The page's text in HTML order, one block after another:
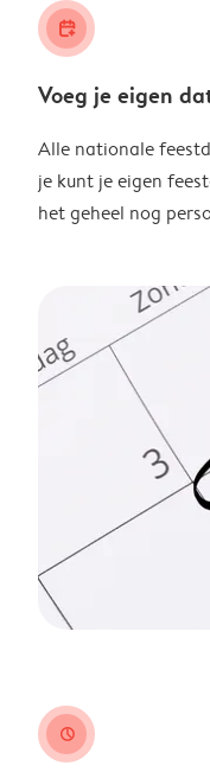
calendar_plus
Voeg je eigen
Alle nationale
je kunt je eigen
het geheel nog
clock